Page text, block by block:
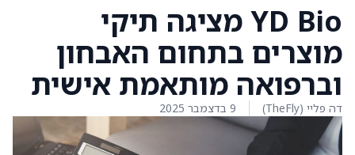
YD Bio מציגה תיקי
מוצרים בתחום האבחון
וברפואה מותאמת אישית
דה פליי (TheFly) 9 בדצמבר 2025